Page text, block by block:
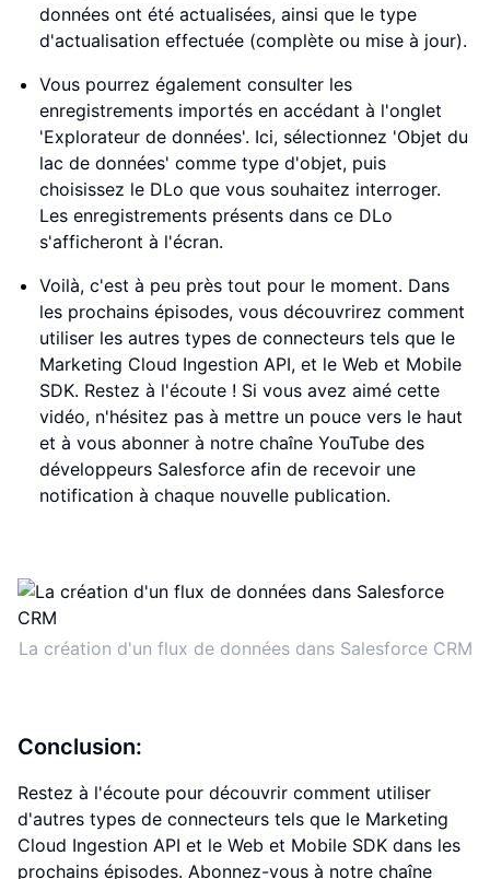
données ont été actualisées, ainsi que le type
d'actualisation effectuée (complète ou mise à jour).
Vous pourrez également consulter les
enregistrements importés en accédant à l'onglet
'Explorateur de données'. Ici, sélectionnez 'Objet du
lac de données' comme type d'objet, puis
choisissez le DLo que vous souhaitez interroger.
Les enregistrements présents dans ce DLo
s'afficheront à l'écran.
Voilà, c'est à peu près tout pour le moment. Dans
les prochains épisodes, vous découvrirez comment
utiliser les autres types de connecteurs tels que le
Marketing Cloud Ingestion API, et le Web et Mobile
SDK. Restez à l'écoute ! Si vous avez aimé cette
vidéo, n'hésitez pas à mettre un pouce vers le haut
et à vous abonner à notre chaîne YouTube des
développeurs Salesforce afin de recevoir une
notification à chaque nouvelle publication.
La création d'un flux de données dans Salesforce CRM
Conclusion:
Restez à l'écoute pour découvrir comment utiliser
d'autres types de connecteurs tels que le Marketing
Cloud Ingestion API et le Web et Mobile SDK dans les
prochains épisodes. Abonnez-vous à notre chaîne